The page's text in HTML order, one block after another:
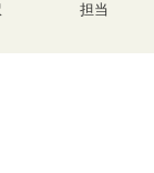
担当